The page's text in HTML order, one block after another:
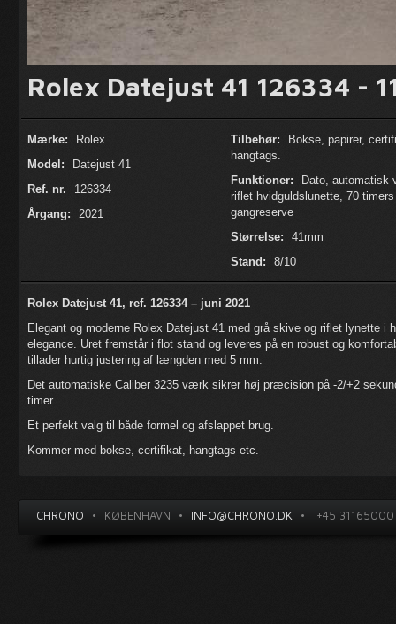
Rolex Datejust 41 126334 -
Mærke:
Rolex
Model:
Datejust 41
Ref. nr.
126334
Årgang:
2021
Tilbehør:
Bokse, papirer,
hangtags.
Funktioner:
Dato, automatisk
riflet hvidguldslunette, 70 timers
gangreserve
Størrelse:
41mm
Stand:
8/10
Rolex Datejust 41, ref. 126334 – juni 2021
Elegant og moderne Rolex Datejust 41 med grå skive og riflet lynette i
elegance. Uret fremstår i flot stand og leveres på en robust og
tillader hurtig justering af længden med 5 mm.
Det automatiske Caliber 3235 værk sikrer høj præcision på -2/+2
timer.
Et perfekt valg til både formel og afslappet brug.
Kommer med bokse, certifikat, hangtags etc.
CHRONO • KØBENHAVN • INFO@CHRONO.DK • +45 31165000